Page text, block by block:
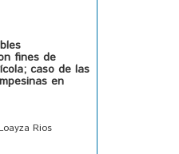
fines de
caso de las
en
Rios